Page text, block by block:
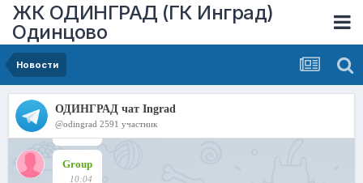
ЖК ОДИНГРАД (ГК Инград)
Одинцово
Новости